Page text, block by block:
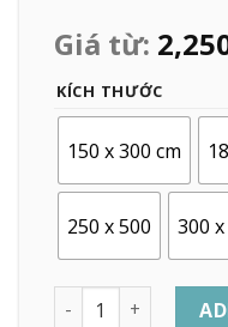
Giá từ:
KÍCH THƯỚC
150 x 300 cm
250 x 500 300
Quantity